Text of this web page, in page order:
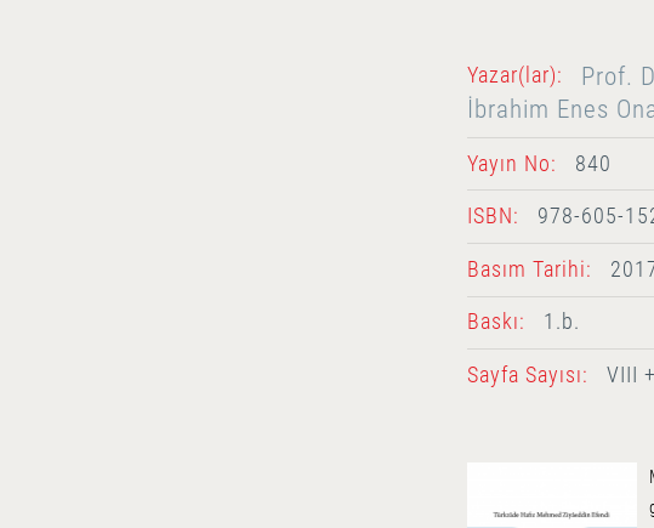
Yazar(lar): Prof.
İbrahim Enes
Yayın No: 840
ISBN: 978-605-
Basım Tarihi:
Baskı: 1.b.
Sayfa Sayısı: VIII